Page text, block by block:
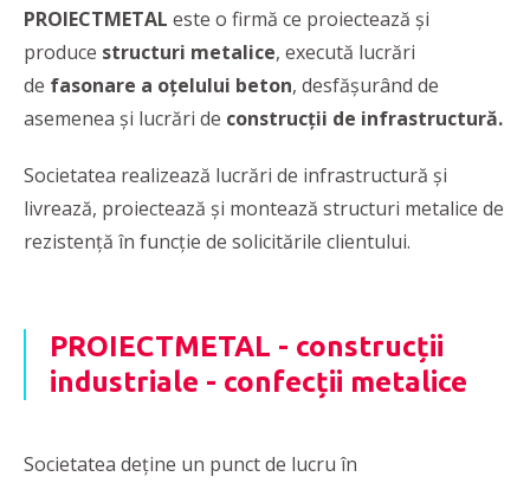
PROIECTMETAL este o firmă ce proiectează și
produce structuri metalice, execută lucrări
de fasonare a oțelului beton, desfășurând de
asemenea și lucrări de construcții de infrastructură.
Societatea realizează lucrări de infrastructură și
livrează, proiectează și montează structuri metalice de
rezistență în funcție de solicitările clientului.
PROIECTMETAL - construcții
industriale - confecții metalice
Societatea deține un punct de lucru în